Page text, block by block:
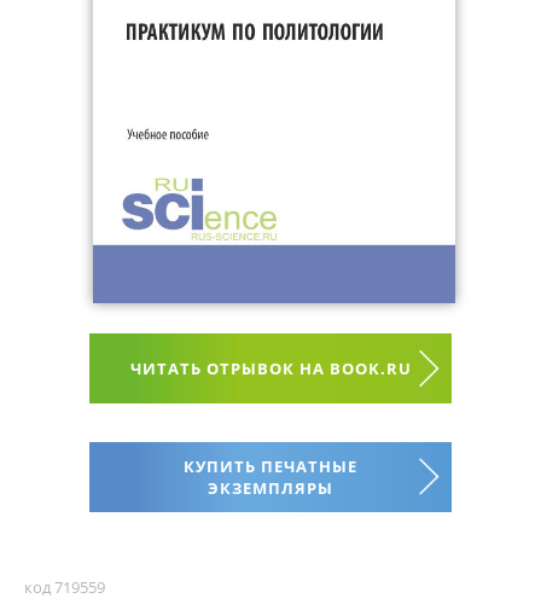
ЧИТАТЬ ОТРЫВОК НА BOOK.RU
КУПИТЬ ПЕЧАТНЫЕ
ЭКЗЕМПЛЯРЫ
код 719559